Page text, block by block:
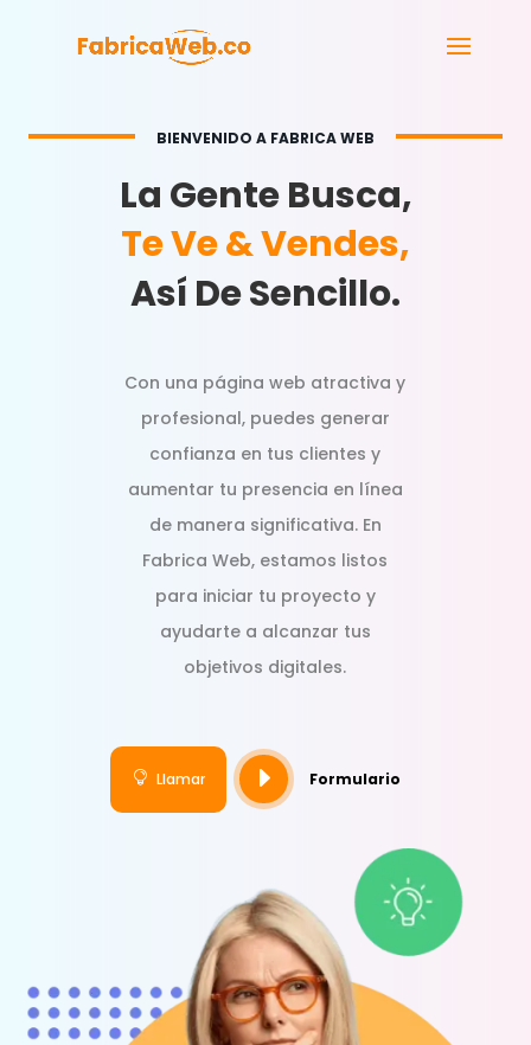
BIENVENIDO A FABRICA WEB
La Gente Busca,
Te Ve & Vendes,
Así De Sencillo.
Con una página web atractiva y
profesional, puedes generar
confianza en tus clientes y
aumentar tu presencia en línea
de manera significativa. En
Fabrica Web, estamos listos
para iniciar tu proyecto y
ayudarte a alcanzar tus
objetivos digitales.
 Llamar E Formulario